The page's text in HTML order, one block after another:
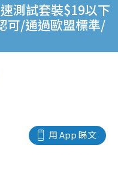
測試套裝$19以下
可/通過歐盟標準/
用 App 睇文